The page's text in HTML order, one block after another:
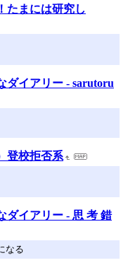
たまには研究し
ダイアリー - sarutoru
登校拒否系
ダイアリー - 思 考 錯
なる